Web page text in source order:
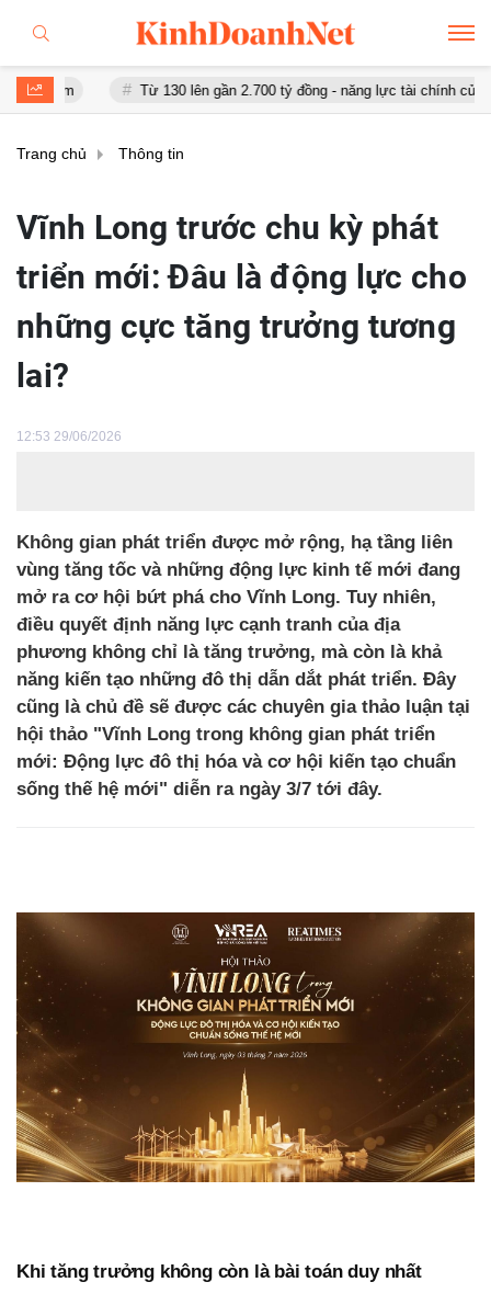
Từ 130 lên gần 2.700 tỷ đồng - năng lực tài chính của Bamboo
Trang chủ Thông tin
Vĩnh Long trước chu kỳ phát
triển mới: Đâu là động lực cho
những cực tăng trưởng tương
lai?
12:53 29/06/2026
Không gian phát triển được mở rộng, hạ tầng liên
vùng tăng tốc và những động lực kinh tế mới đang
mở ra cơ hội bứt phá cho Vĩnh Long. Tuy nhiên,
điều quyết định năng lực cạnh tranh của địa
phương không chỉ là tăng trưởng, mà còn là khả
năng kiến tạo những đô thị dẫn dắt phát triển. Đây
cũng là chủ đề sẽ được các chuyên gia thảo luận tại
hội thảo "Vĩnh Long trong không gian phát triển
mới: Động lực đô thị hóa và cơ hội kiến tạo chuẩn
sống thế hệ mới" diễn ra ngày 3/7 tới đây.
Khi tăng trưởng không còn là bài toán duy nhất